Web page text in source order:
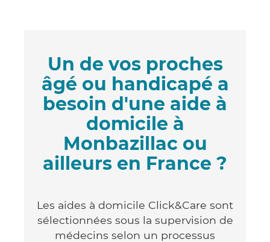
Un de vos proches
âgé ou handicapé a
besoin d'une aide à
domicile à
Monbazillac ou
ailleurs en France ?
Les aides à domicile Click&Care sont
sélectionnées sous la supervision de
médecins selon un processus